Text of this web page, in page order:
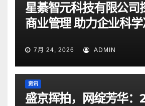
星綦智元科技有限公司
商业管理 助力企业科
7月 24, 2026 ADMIN
资讯
盛京挥拍，网绽芳华：